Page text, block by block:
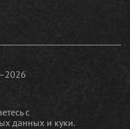
c
данных и куки.